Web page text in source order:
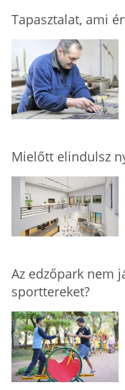
Tapasztalat, ami
Mielőtt elindulsz
Az edzőpark nem
sporttereket?